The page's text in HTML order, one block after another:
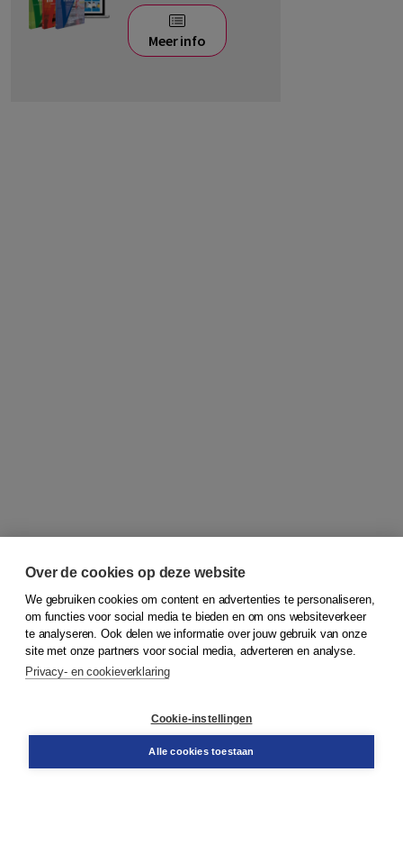
Meer info
© 2026Koninklijke Boom uitgevers
Bestellen
Over de cookies op deze website
We gebruiken cookies om content en advertenties te personaliseren,
om functies voor social media te bieden en om ons websiteverkeer
te analyseren. Ook delen we informatie over jouw gebruik van onze
site met onze partners voor social media, adverteren en analyse.
Privacy- en cookieverklaring
Cookie-instellingen
Alle cookies toestaan